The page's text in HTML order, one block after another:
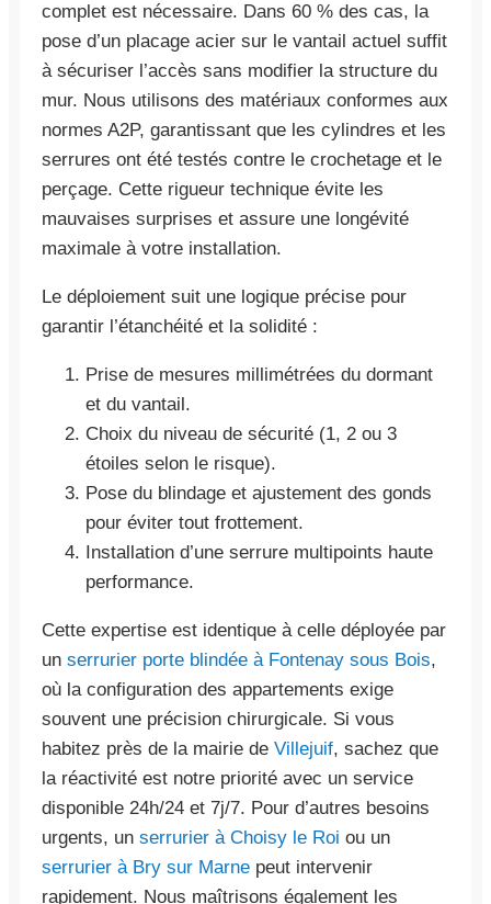
complet est nécessaire. Dans 60 % des cas, la
pose d’un placage acier sur le vantail actuel suffit
à sécuriser l’accès sans modifier la structure du
mur. Nous utilisons des matériaux conformes aux
normes A2P, garantissant que les cylindres et les
serrures ont été testés contre le crochetage et le
perçage. Cette rigueur technique évite les
mauvaises surprises et assure une longévité
maximale à votre installation.
Le déploiement suit une logique précise pour
garantir l’étanchéité et la solidité :
Prise de mesures millimétrées du dormant
et du vantail.
Choix du niveau de sécurité (1, 2 ou 3
étoiles selon le risque).
Pose du blindage et ajustement des gonds
pour éviter tout frottement.
Installation d’une serrure multipoints haute
performance.
Cette expertise est identique à celle déployée par
un serrurier porte blindée à Fontenay sous Bois,
où la configuration des appartements exige
souvent une précision chirurgicale. Si vous
habitez près de la mairie de Villejuif, sachez que
la réactivité est notre priorité avec un service
disponible 24h/24 et 7j/7. Pour d’autres besoins
urgents, un serrurier à Choisy le Roi ou un
serrurier à Bry sur Marne peut intervenir
rapidement. Nous maîtrisons également les